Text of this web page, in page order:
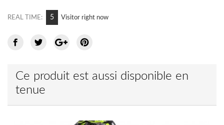
REAL TIME: 6 Visitor right now
Ce produit est aussi disponible en
tenue